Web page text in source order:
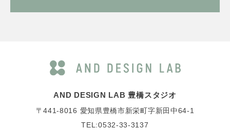
AND DESIGN LAB 豊橋スタジオ
〒441-8016 愛知県豊橋市新栄町字新田中64-1
TEL:0532-33-3137